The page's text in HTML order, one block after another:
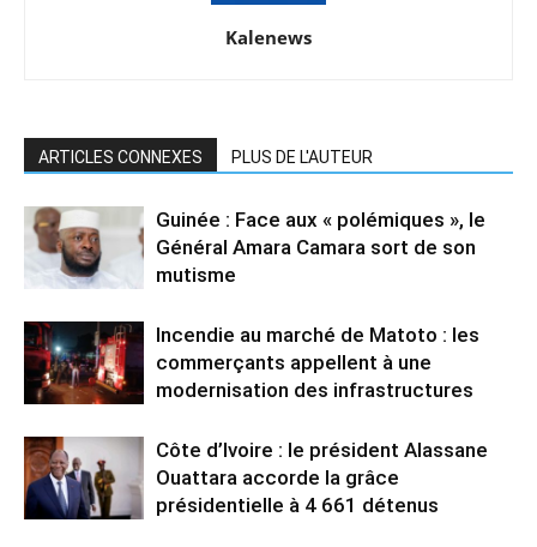
Kalenews
ARTICLES CONNEXES PLUS DE L'AUTEUR
Guinée : Face aux « polémiques », le
Général Amara Camara sort de son
mutisme
Incendie au marché de Matoto : les
commerçants appellent à une
modernisation des infrastructures
Côte d’Ivoire : le président Alassane
Ouattara accorde la grâce
présidentielle à 4 661 détenus